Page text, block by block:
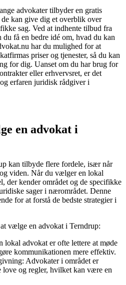
advokater tilbyder en gratis
kan give dig et overblik over
sag. Ved at indhente tilbud fra
få en bedre idé om, hvad du kan
har du mulighed for at
priser og tjenester, så du kan
for dig. Uanset om du har brug for
eller erhvervsret, er det
erfaren juridisk rådgiver i
en advokat i
kan tilbyde flere fordele, især når
viden. Når du vælger en lokal
der kender området og de specifikke
sager i nærområdet. Denne
for at forstå de bedste strategier i
vælge en advokat i Terndrup:
advokat er ofte lettere at møde
kommunikationen mere effektiv.
Advokater i området er
love og regler, hvilket kan være en